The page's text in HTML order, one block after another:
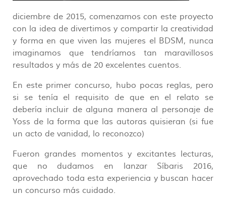
diciembre de 2015, comenzamos con este proyecto
con la idea de divertimos y compartir la creatividad
y forma en que viven las mujeres el BDSM, nunca
imaginamos que tendríamos tan maravillosos
resultados y más de 20 excelentes cuentos.
En este primer concurso, hubo pocas reglas, pero
si se tenía el requisito de que en el relato se
debería incluir de alguna manera al personaje de
Yoss de la forma que las autoras quisieran (si fue
un acto de vanidad, lo reconozco)
Fueron grandes momentos y excitantes lecturas,
que no dudamos en lanzar Síbaris 2016,
aprovechado toda esta experiencia y buscan hacer
un concurso más cuidado.